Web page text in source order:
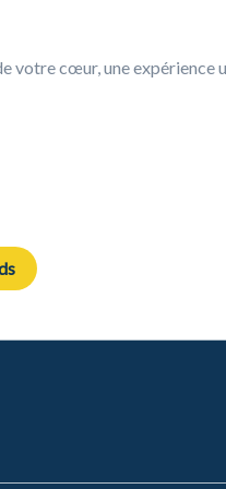
votre cœur, une expérience